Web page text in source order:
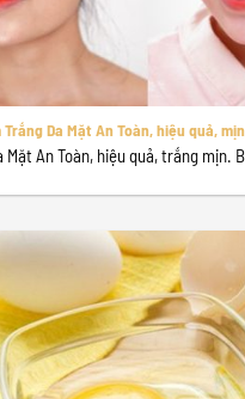
Trắng Da Mặt An Toàn, hiệu quả,
Mặt An Toàn, hiệu quả, trắng mịn.